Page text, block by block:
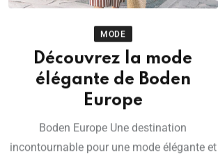
MODE
Découvrez la mode
élégante de Boden
Europe
Boden Europe Une destination
incontournable pour une mode élégante et